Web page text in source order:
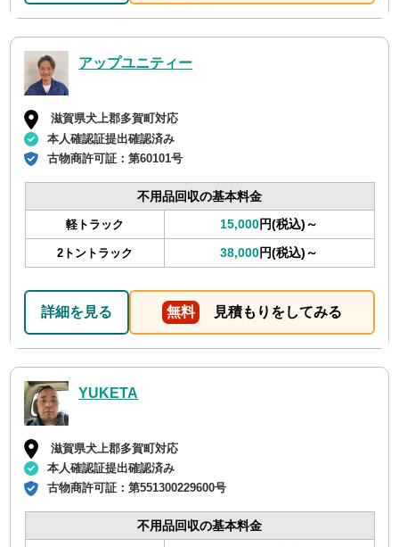
アップユニティー
滋賀県犬上郡多賀町対応
本人確認証提出確認済み
古物商許可証：第60101号
不用品回収の基本料金
軽トラック 15,000円(税込)～
2トントラック 38,000円(税込)～
詳細を見る 無料 見積もりをしてみる
YUKETA
滋賀県犬上郡多賀町対応
本人確認証提出確認済み
古物商許可証：第551300229600号
不用品回収の基本料金